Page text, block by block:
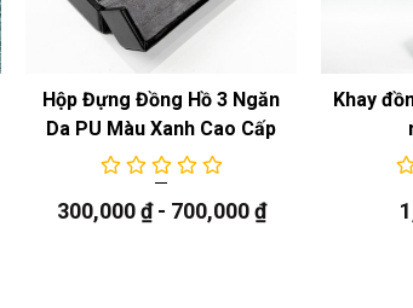
Hộp Đựng Đồng Hồ 3 Ngăn
Da PU Màu Xanh Cao Cấp
300,000₫- 700,000₫
Khay